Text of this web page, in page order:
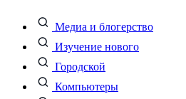
Медиа и блогерство
Изучение нового
Городской
Компьютеры